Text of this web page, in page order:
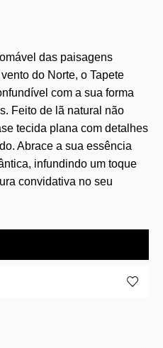
das paisagens
do Norte, o Tapete
com a sua forma
Feito de lã natural não
tecida plana com detalhes
Abrace a sua essência
infundindo um toque
convidativa no seu